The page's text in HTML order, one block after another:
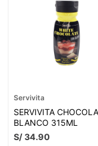
Servivita
SERVIVITA
BLANCO 315ML
S/34.90